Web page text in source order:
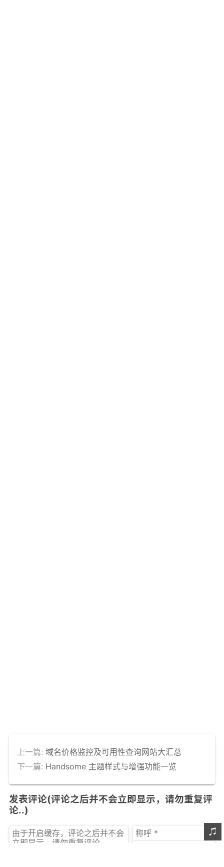
上一篇: 域名价格监控及可用性查询网站大汇总
下一篇: Handsome 主题样式与增强功能一览
发表评论(评论之后并不会立即显示，请勿重复评
论..)